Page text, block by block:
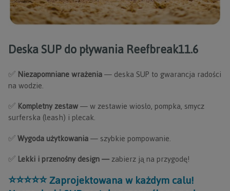
Deska SUP do pływania Reefbreak11.6
✅ Niezapomniane wrażenia— deska SUP to gwarancja radości
na wodzie.
✅ Kompletny zestaw— w zestawie wiosło, pompka, smycz
surferska (leash) i plecak.
✅Wygoda użytkowania— szybkie pompowanie.
✅ Lekki i przenośny design —zabierz ją na przygodę!
⭐⭐⭐⭐⭐ Zaprojektowana w każdym calu!